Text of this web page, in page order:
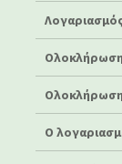
Λογαριασμός
Ολοκλήρωση
Ολοκλήρωση
Ο